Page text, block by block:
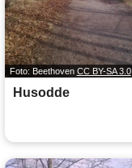
Foto: Beethoven CC BY-SA 3.0
Husodde